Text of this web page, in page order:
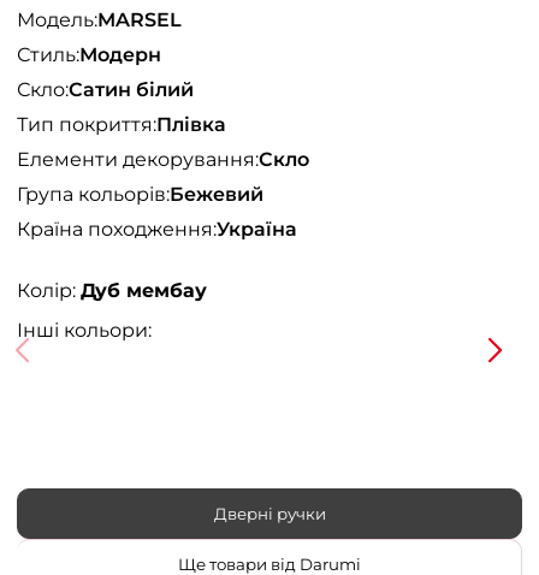
Модель:MARSEL
Стиль:Модерн
Скло:Сатин білий
Тип покриття:Плівка
Елементи декорування:Скло
Група кольорів:Бежевий
Країна походження:Україна
Колір: Дуб мембау
Інші кольори:
Дверні ручки
Ще товари від Darumi